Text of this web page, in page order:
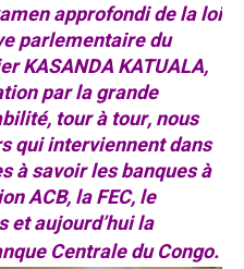
approfondi de la loi
parlementaire du
KASANDA KATUALA,
par la grande
tour à tour, nous
qui interviennent dans
à savoir les banques à
ACB, la FEC, le
et aujourd’hui la
Centrale du Congo.